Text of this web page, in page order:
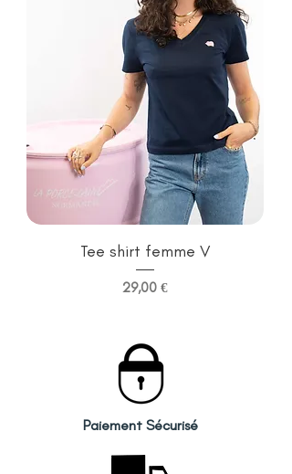
Tee shirt femme V
Prix
29,00 €
Paiement Sécurisé